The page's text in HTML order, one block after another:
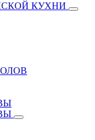
КУХНИ